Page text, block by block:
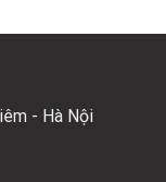
- Hà Nội